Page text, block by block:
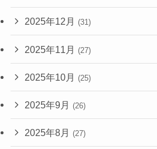
2025年12月 (31)
2025年11月 (27)
2025年10月 (25)
2025年9月 (26)
2025年8月 (27)